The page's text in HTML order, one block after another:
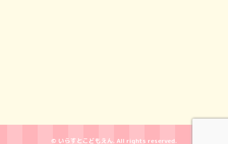
© いらすとこどもえん. All rights reserved.